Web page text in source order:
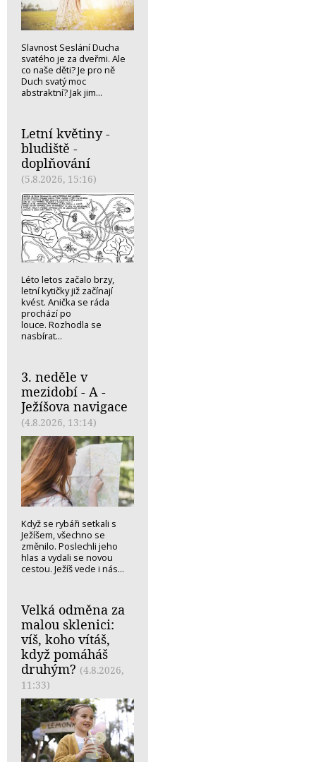
Slavnost Seslání Ducha
svatého je za dveřmi. Ale
co naše děti? Je pro ně
Duch svatý moc
abstraktní? Jak jim...
Letní květiny -
bludiště -
doplňování
(5.8.2026, 15:16)
Léto letos začalo brzy,
letní kytičky již začínají
kvést. Anička se ráda
prochází po
louce. Rozhodla se
nasbírat...
3. neděle v
mezidobí - A -
Ježíšova navigace
(4.8.2026, 13:14)
Když se rybáři setkali s
Ježíšem, všechno se
změnilo. Poslechli jeho
hlas a vydali se novou
cestou. Ježíš vede i nás...
Velká odměna za
malou sklenici:
víš, koho vítáš,
když pomáháš
druhým? (4.8.2026,
11:33)